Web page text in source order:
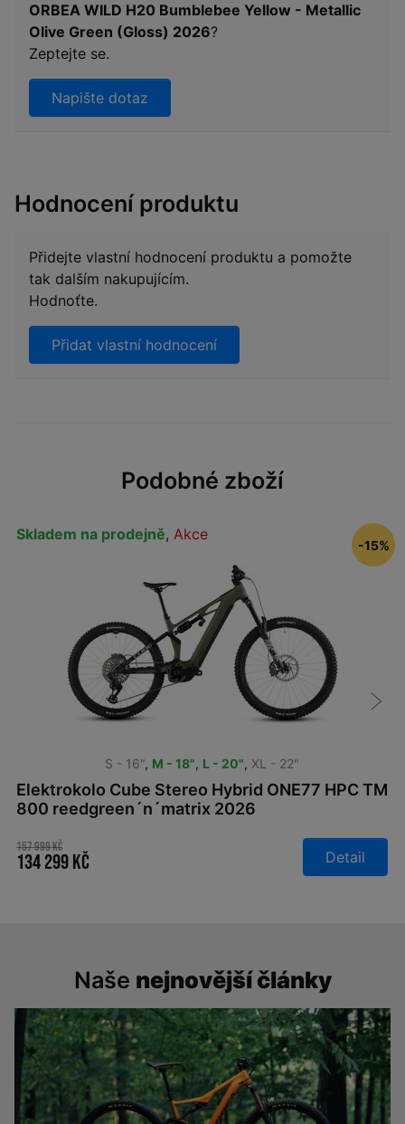
ORBEA WILD H20 Bumblebee Yellow - Metallic
Olive Green (Gloss) 2026?
Zeptejte se.
Napište dotaz
Hodnocení produktu
Přidejte vlastní hodnocení produktu a pomožte
tak dalším nakupujícím.
Hodnoťte.
Přidat vlastní hodnocení
Podobné zboží
Skladem na prodejně, Akce
S - 16", M - 18", L - 20", XL - 22"
Elektrokolo Cube Stereo Hybrid ONE77 HPC TM
800 reedgreen´n´matrix 2026
-15%
157 999 Kč
134 299 Kč Detail
Naše nejnovější články